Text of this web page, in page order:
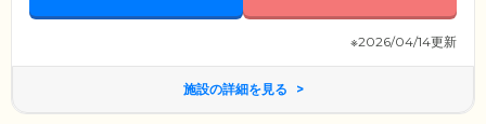
※2026/04/14更新
施設の詳細を見る